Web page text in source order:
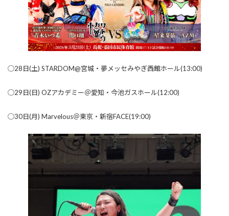
◯28日(土) STARDOM@宮城・夢メッセみやぎ西館ホール(13:00)
◯29日(日) OZアカデミー＠愛知・今池ガスホール(12:00)
◯30日(月) Marvelous＠東京・新宿FACE(19:00)